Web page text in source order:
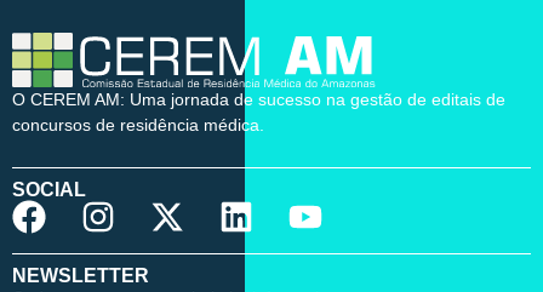
O CEREM AM: Uma jornada de sucesso na gestão de editais de
concursos de residência médica.
SOCIAL
NEWSLETTER